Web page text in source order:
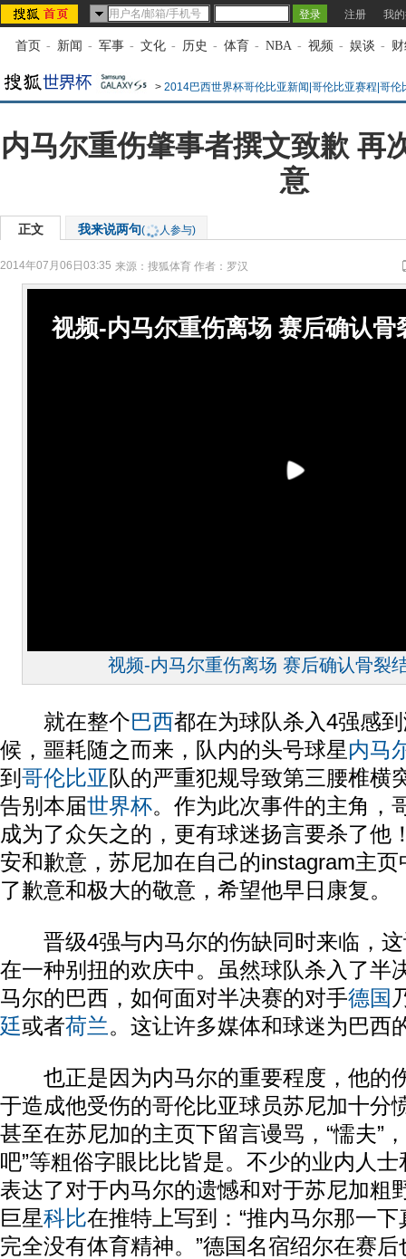
注册 我
首页 - 新闻 - 军事 - 文化 - 历史 - 体育 - NBA - 视频 - 娱谈 -
> 2014巴西世界杯哥伦比亚新闻|哥伦比亚赛程|哥伦
内马尔重伤肇事者撰文致歉 再
意
正文 我来说两句( 人参与)
2014年07月06日03:35 来源： 搜狐体育 作者：罗汉
视频-内马尔重伤离场 赛后确认骨
视频-内马尔重伤离场 赛后确认骨裂
就在整个巴西都在为球队杀入4强感
候，噩耗随之而来，队内的头号球星内马
到 哥伦比亚 队的严重犯规导致第三腰椎横
告别本届世界杯。作为此次事件的主角，
成为了众矢之的，更有球迷扬言要杀了他
安和歉意，苏尼加在自己的instagram主
了歉意和极大的敬意，希望他早日康复。
晋级4强与内马尔的伤缺同时来临，这
在一种别扭的欢庆中。虽然球队杀入了半
马尔的巴西，如何面对半决赛的对手德国
廷或者荷兰。这让许多媒体和球迷为巴西
也正是因为内马尔的重要程度，他的
于造成他受伤的哥伦比亚球员苏尼加十分
甚至在苏尼加的主页下留言谩骂，“懦夫”
吧”等粗俗字眼比比皆是。不少的业内人
表达了对于内马尔的遗憾和对于苏尼加粗
巨星科比在推特上写到：“推内马尔那一
完全没有体育精神。”德国名宿绍尔在赛